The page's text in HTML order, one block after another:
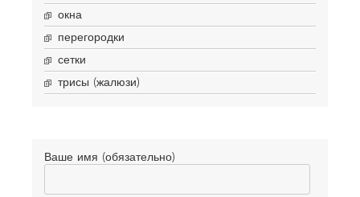
окна
перегородки
сетки
трисы (жалюзи)
Ваше имя (обязательно)